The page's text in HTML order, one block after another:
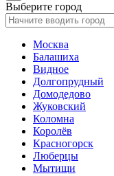
Выберите город
Москва
Балашиха
Видное
Долгопрудный
Домодедово
Жуковский
Коломна
Королёв
Красногорск
Люберцы
Мытищи